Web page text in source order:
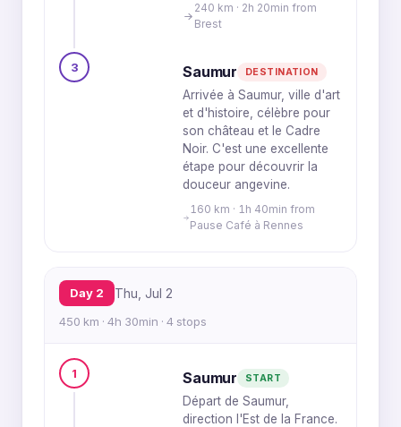
240 km · 2h 20min from
Brest
3 Saumur DESTINATION
Arrivée à Saumur, ville d'art
et d'histoire, célèbre pour
son château et le Cadre
Noir. C'est une excellente
étape pour découvrir la
douceur angevine.
160 km · 1h 40min from
Pause Café à Rennes
Day 2 Thu, Jul 2
450 km · 4h 30min · 4 stops
1 Saumur START
Départ de Saumur,
direction l'Est de la France.